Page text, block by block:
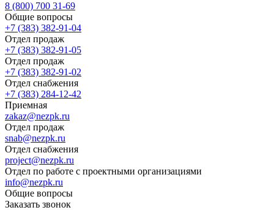
8 (800) 700 31-69
Общие вопросы
+7 (383) 382-91-04
Отдел продаж
+7 (383) 382-91-05
Отдел продаж
+7 (383) 382-91-02
Отдел снабжения
+7 (383) 284-12-42
Приемная
zakaz@nezpk.ru
Отдел продаж
snab@nezpk.ru
Отдел снабжения
project@nezpk.ru
Отдел по работе с проектными организациями
info@nezpk.ru
Общие вопросы
Заказать звонок